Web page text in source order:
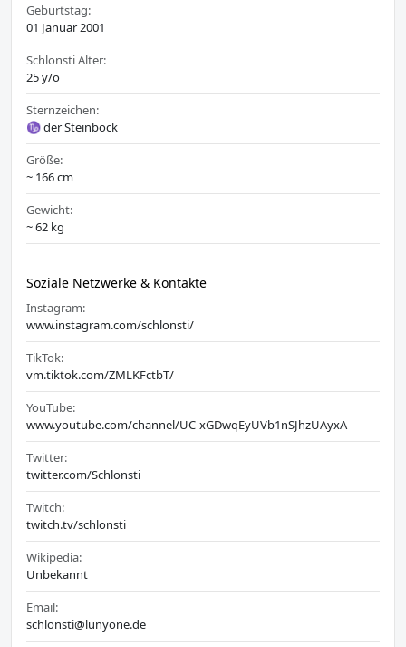
Geburtstag:
01 Januar 2001
Schlonsti Alter:
25 y/o
Sternzeichen:
♑ der Steinbock
Größe:
~ 166 cm
Gewicht:
~ 62 kg
Soziale Netzwerke & Kontakte
Instagram:
www.instagram.com/schlonsti/
TikTok:
vm.tiktok.com/ZMLKFctbT/
YouTube:
www.youtube.com/channel/UC-xGDwqEyUVb1nSJhzUAyxA
Twitter:
twitter.com/Schlonsti
Twitch:
twitch.tv/schlonsti
Wikipedia:
Unbekannt
Email:
schlonsti@lunyone.de